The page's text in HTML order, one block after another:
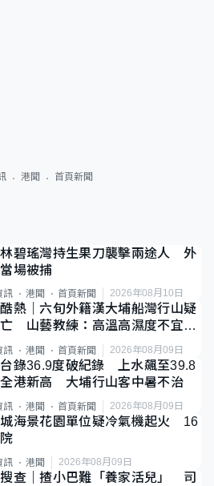
港聞 首頁新聞
碧瑤灣持生果刀襲擊兩途人 外
場被捕
訊 港聞 首頁新聞 2026年08月10日
熱｜六旬外籍漢大埔船灣行山疑
山藝教練：高溫高濕度不宜遠
訊 港聞 首頁新聞 2026年08月09日
錄36.9度破紀錄 上水飆至39.8
港新高 大埔行山客中暑不治
訊 港聞 首頁新聞 2026年08月09日
海景花園單位疑冷氣機起火 16
訊 港聞 2026年08月09日
查｜揸小巴難「養家活兒」 司